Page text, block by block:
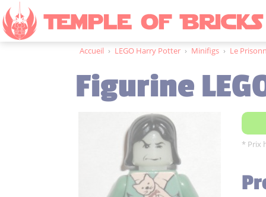
Accueil › LEGO Harry Potter › Minifigs › Le
Figurine
* Prix